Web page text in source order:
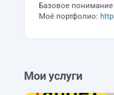
Базовое понимание
Моё портфолио:
Мои услуги